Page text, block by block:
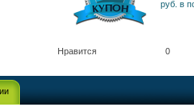
руб. в
Нравится 0